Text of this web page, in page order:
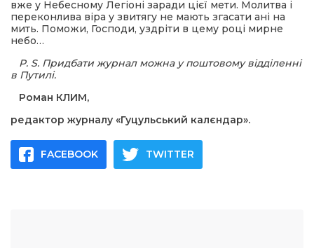
вже у Небесному Легіоні заради цієї мети. Молитва і
переконлива віра у звитягу не мають згасати ані на
мить. Поможи, Господи, уздріти в цему році мирне
небо…
P. S. Придбати журнал можна у поштовому відділенні
в Путилі.
Роман КЛИМ,
редактор журналу «Гуцульський калєндар».
FACEBOOK TWITTER